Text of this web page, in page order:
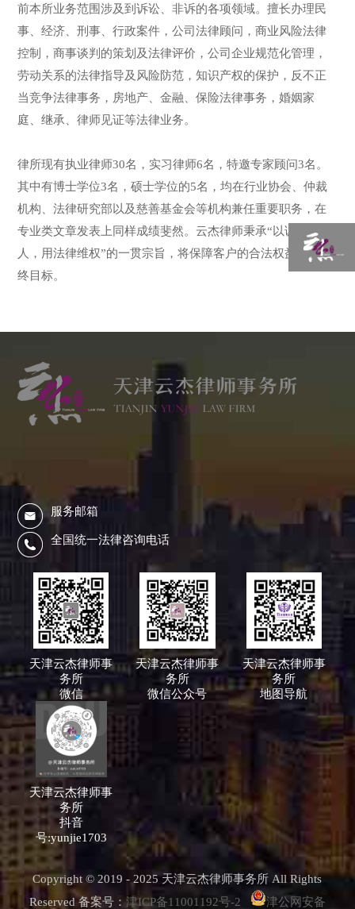
前本所业务范围涉及到诉讼、非诉的各项领域。擅长办理民
事、经济、刑事、行政案件，公司法律顾问，商业风险法律
控制，商事谈判的策划及法律评价，公司企业规范化管理，
劳动关系的法律指导及风险防范，知识产权的保护，反不正
当竞争法律事务，房地产、金融、保险法律事务，婚姻家
庭、继承、律师见证等法律业务。
律所现有执业律师30名，实习律师6名，特邀专家顾问3名。
其中有博士学位3名，硕士学位的5名，均在行业协会、仲裁
机构、法律研究部以及慈善基金会等机构兼任重要职务，在
专业类文章发表上同样成绩斐然。云杰律师秉承“以诚信待
人，用法律维权”的一贯宗旨，将保障客户的合法权益作为最
终目标。
服务邮箱
全国统一法律咨询电话
天津云杰律师事
务所
微信
天津云杰律师事
务所
微信公众号
天津云杰律师事
务所
地图导航
天津云杰律师事
务所
抖音
号:yunjie1703
Copyright © 2019 - 2025 天津云杰律师事务所 All Rights
Reserved 备案号：津ICP备11001192号-2 津公网安备